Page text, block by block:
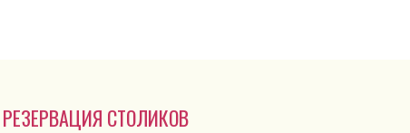
РЕЗЕРВАЦИЯ СТОЛИКОВ